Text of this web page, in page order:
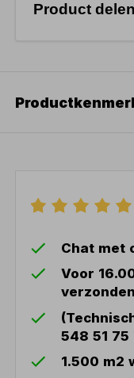
Product
Chat met
Voor
verzonden
548 51 75
1.500 m2